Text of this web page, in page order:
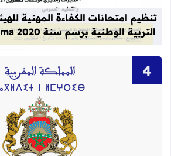
تنظيم امتحانات الكفاءة المهنية
التربية الوطنية برسم سنة 2020 mihani.men.gov.ma